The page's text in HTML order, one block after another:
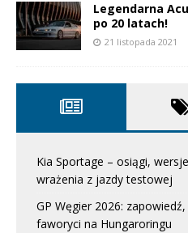
Legendarna
po 20 latach!
21 listopada 2021
Kia Sportage – osiągi,
wrażenia z jazdy testowej
GP Węgier 2026:
faworyci na Hungaroringu